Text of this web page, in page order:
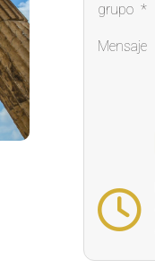
grupo *
Mensaje